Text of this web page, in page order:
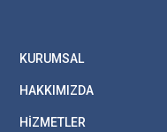
KURUMSAL
HAKKIMIZDA
HİZMETLER